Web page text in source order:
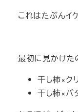
これはたぶんイ
最初に見かけた
干し柿×ク
干し柿×バ